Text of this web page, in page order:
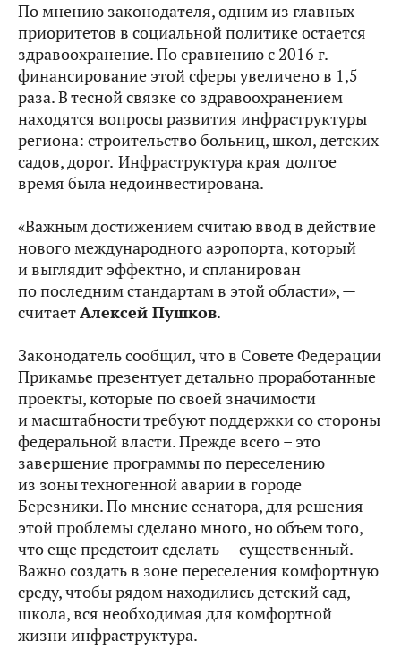
По мнению законодателя, одним из главных
приоритетов в социальной политике остается
здравоохранение. По сравнению с 2016 г.
финансирование этой сферы увеличено в 1,5
раза. В тесной связке со здравоохранением
находятся вопросы развития инфраструктуры
региона: строительство больниц, школ, детских
садов, дорог. Инфраструктура края долгое
время была недоинвестирована.
«Важным достижением считаю ввод в действие
нового международного аэропорта, который
и выглядит эффектно, и спланирован
по последним стандартам в этой области», —
считаетАлексей Пушков.
Законодатель сообщил, что в Совете Федерации
Прикамье презентует детально проработанные
проекты, которые по своей значимости
и масштабности требуют поддержки со стороны
федеральной власти. Прежде всего – это
завершение программы по переселению
из зоны техногенной аварии в городе
Березники. По мнение сенатора, для решения
этой проблемы сделано много, но объем того,
что еще предстоит сделать — существенный.
Важно создать в зоне переселения комфортную
среду, чтобы рядом находились детский сад,
школа, вся необходимая для комфортной
жизни инфраструктура.